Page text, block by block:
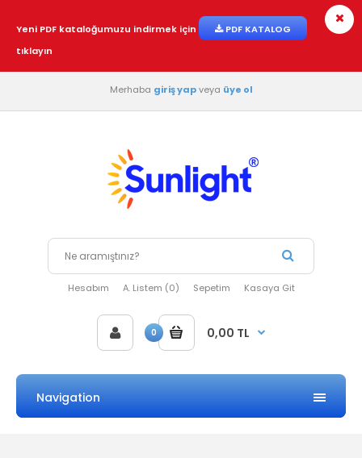
Yeni PDF kataloğumuzu indirmek için
PDF KATALOG
tıklayın
Merhaba giriş yapveya üye ol
Hesabım A. Listem (0) Sepetim Kasaya Git
0 0,00 TL
Navigation